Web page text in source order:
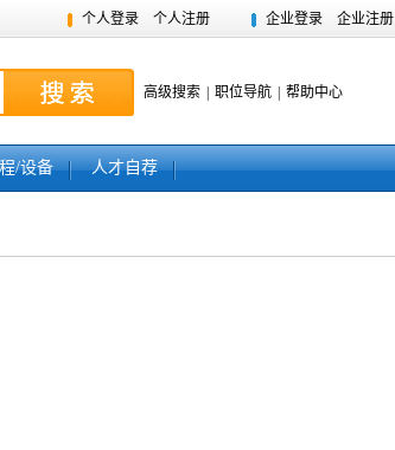
个人登录 个人注册 企业登录 企业注册
高级搜索 职位导航 帮助中心
/设备 人才自荐